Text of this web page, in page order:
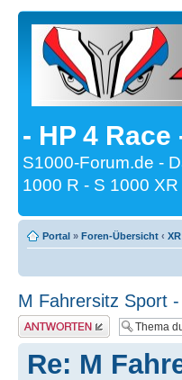
- HP 4 Race
S1000-Forum.de -
1000 R - S 1000
Portal » Foren-Übersicht ‹
M Fahrersitz Sport
Antwort erstellen
Re: M